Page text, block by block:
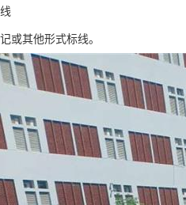
或其他形式标线。